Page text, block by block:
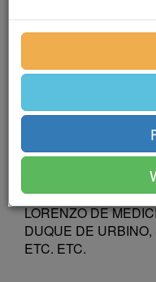
Dedicatoria
NICOLAS
CIUDADANO Y
Magnífico Señor
LORENZO DE
DUQUE DE
ETC. ETC.